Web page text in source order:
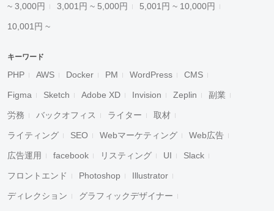
~ 3,000円 3,001円 ~ 5,000円 5,001円 ~ 10,000円
10,001円 ~
キーワード
PHP AWS Docker PM WordPress CMS
Figma Sketch Adobe XD Invision Zeplin 副業
労務 バックオフィス ライター 取材
ライティング SEO Webマーケティング Web広告
広告運用 facebook リスティング UI Slack
フロントエンド Photoshop Illustrator
ディレクション グラフィックデザイナー